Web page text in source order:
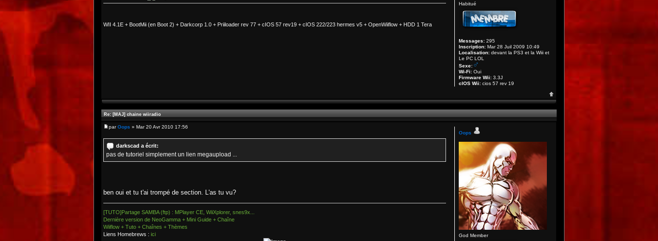
WII 4.1E + BootMii (en Boot 2) + Darkcorp 1.0 + Priiloader rev 77 + cIOS 57 rev19 + cIOS 222/223 hermes v5 + OpenWiiflow + HDD 1 Tera
Habitué
Messages: 295
Inscription: Mar 28 Juil 2009 10:49
Localisation: devant la PS3 et la Wiii et
Le PC LOL
Sexe:
Wi-Fi: Oui
Firmware Wii: 3.3J
cIOS Wii: cios 57 rev 19
Re: [MAJ] chaine wiiradio
parOops » Mar 20 Avr 2010 17:56
darkscad a écrit:
pas de tutoriel simplement un lien megaupload ...
ben oui et tu t'ai trompé de section. L'as tu vu?
[TUTO]Partage SAMBA (ftp) : MPlayer CE, WiiXplorer, snes9x...
Dernière version de NeoGamma + Mini Guide + Chaîne
Wiiflow + Tuto + Chaînes + Thèmes
Liens Homebrews : ici
Oops
God Member